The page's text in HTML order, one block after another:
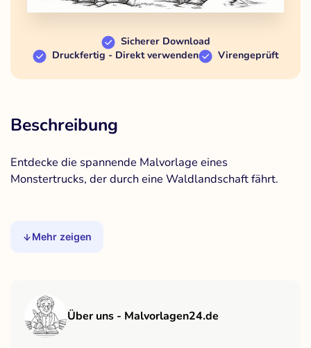
Sicherer Download
Druckfertig - Direkt verwenden
Virengeprüft
Beschreibung
Entdecke die spannende Malvorlage eines
Monstertrucks, der durch eine Waldlandschaft fährt.
Mehr zeigen
Über uns - Malvorlagen24.de